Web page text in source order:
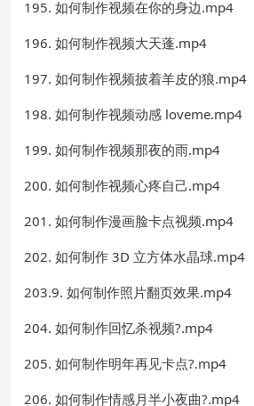
195. 如何制作视频在你的身边.mp4
196. 如何制作视频大天蓬.mp4
197. 如何制作视频披着羊皮的狼.mp4
198. 如何制作视频动感 loveme.mp4
199. 如何制作视频那夜的雨.mp4
200. 如何制作视频心疼自己.mp4
201. 如何制作漫画脸卡点视频.mp4
202. 如何制作 3D 立方体水晶球.mp4
203.9. 如何制作照片翻页效果.mp4
204. 如何制作回忆杀视频?.mp4
205. 如何制作明年再见卡点?.mp4
206. 如何制作情感月半小夜曲?.mp4